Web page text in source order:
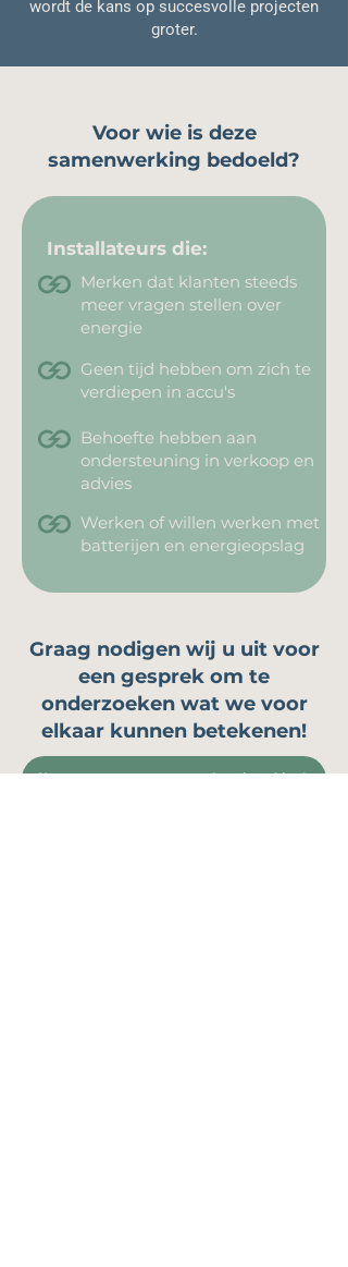
wordt de kans op succesvolle projecten
groter.
Voor wie is deze
samenwerking bedoeld?
Werken of willen werken met
batterijen en energieopslag
Merken dat klanten steeds
meer vragen stellen over
energie
Behoefte hebben aan
ondersteuning in verkoop en
advies
Geen tijd hebben om zich te
verdiepen in accu's
Installateurs die:
Graag nodigen wij u uit voor
een gesprek om te
onderzoeken wat we voor
elkaar kunnen betekenen!